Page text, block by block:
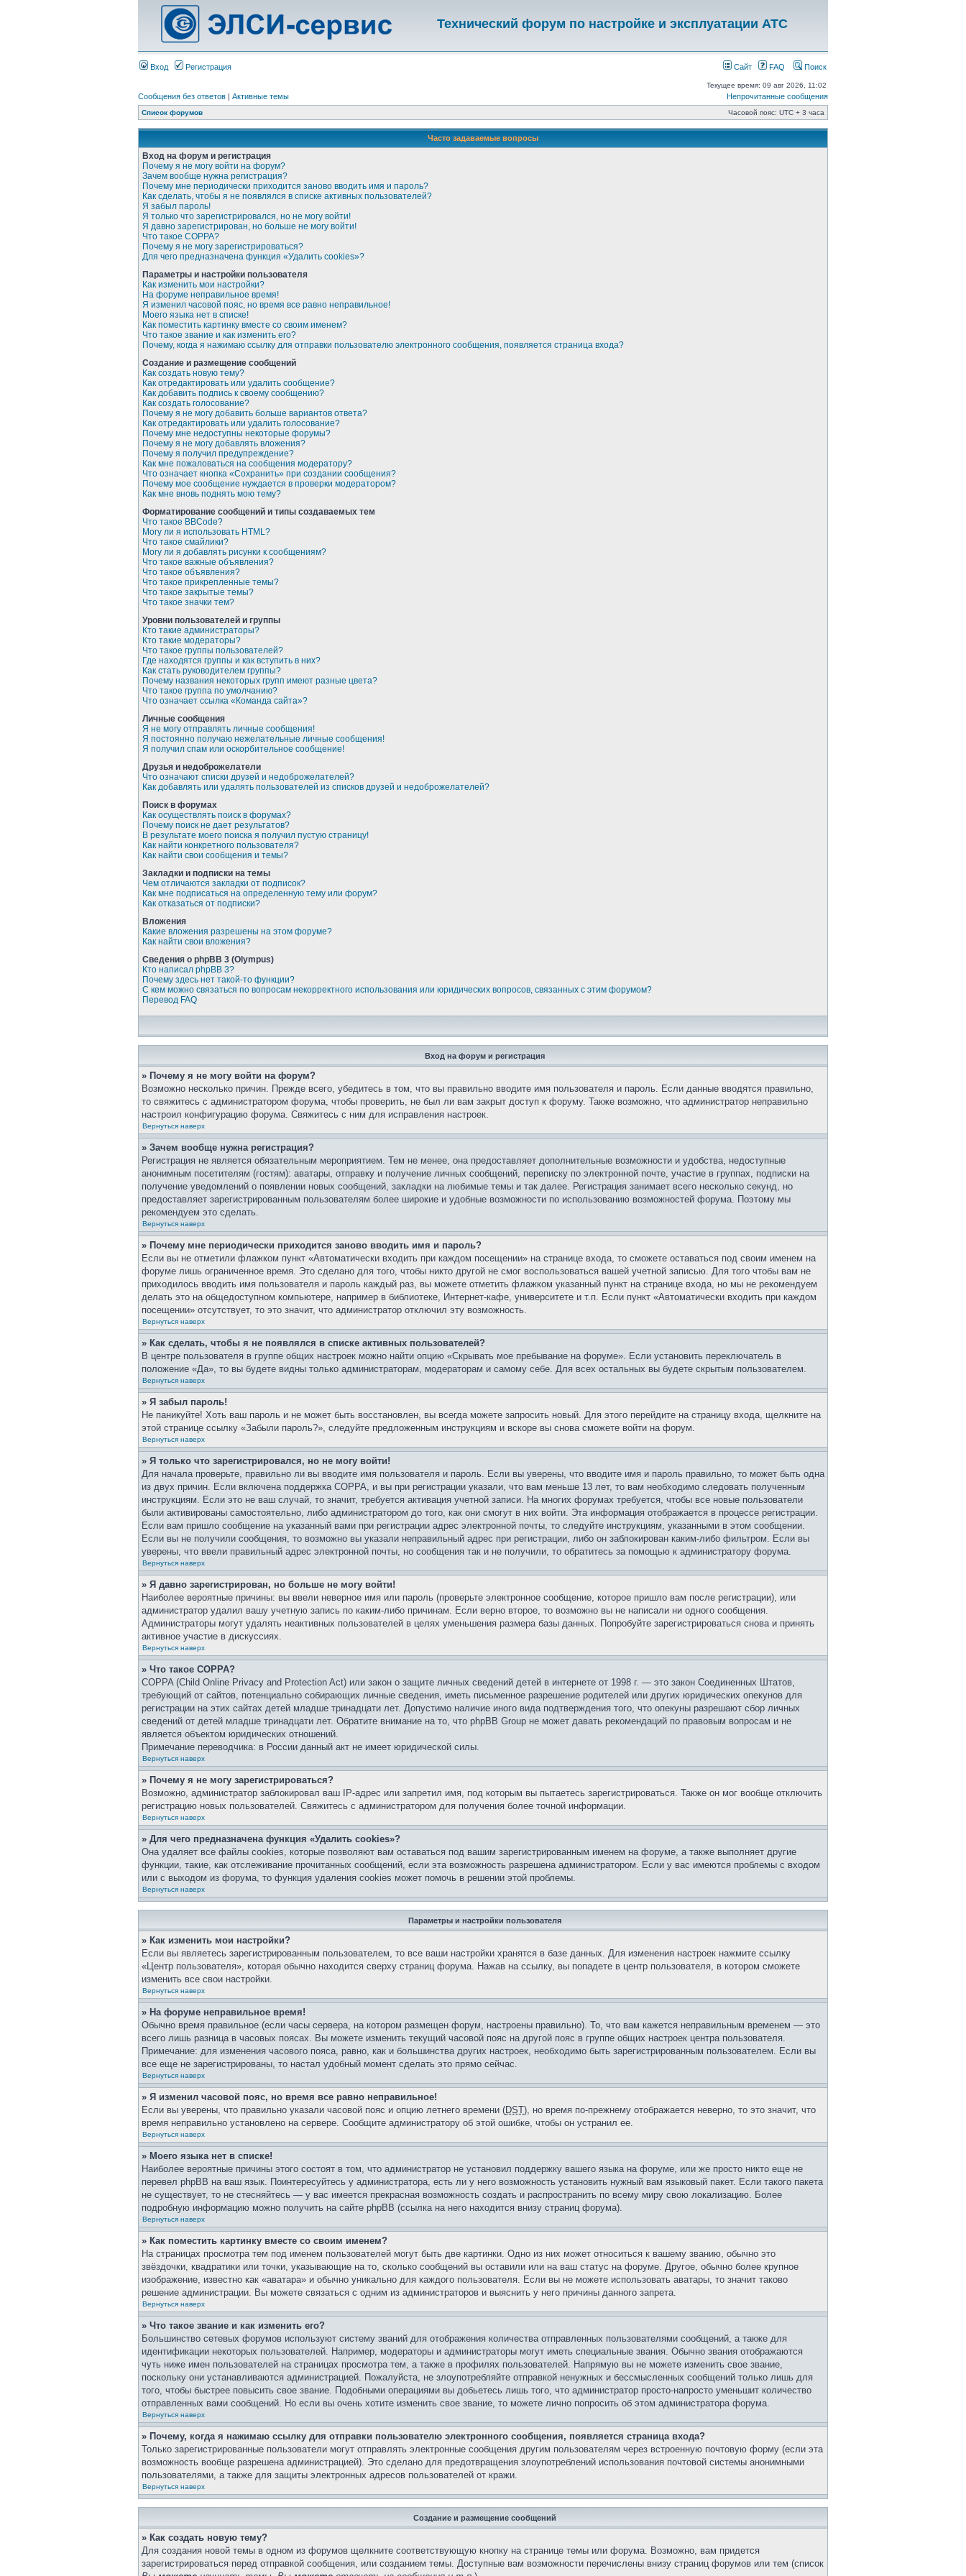
Технический форум по настройке и эксплуатации АТС
Вход Регистрация Сайт FAQ Поиск
Текущее время: 09 авг 2026, 11:02
Сообщения без ответов | Активные темы Непрочитанные сообщения
Список форумов Часовой пояс: UTC + 3 часа
Часто задаваемые вопросы
Вход на форум и регистрация
Почему я не могу войти на форум?
Зачем вообще нужна регистрация?
Почему мне периодически приходится заново вводить имя и пароль?
Как сделать, чтобы я не появлялся в списке активных пользователей?
Я забыл пароль!
Я только что зарегистрировался, но не могу войти!
Я давно зарегистрирован, но больше не могу войти!
Что такое COPPA?
Почему я не могу зарегистрироваться?
Для чего предназначена функция «Удалить cookies»?
Параметры и настройки пользователя
Как изменить мои настройки?
На форуме неправильное время!
Я изменил часовой пояс, но время все равно неправильное!
Моего языка нет в списке!
Как поместить картинку вместе со своим именем?
Что такое звание и как изменить его?
Почему, когда я нажимаю ссылку для отправки пользователю электронного сообщения, появляется страница входа?
Создание и размещение сообщений
Как создать новую тему?
Как отредактировать или удалить сообщение?
Как добавить подпись к своему сообщению?
Как создать голосование?
Почему я не могу добавить больше вариантов ответа?
Как отредактировать или удалить голосование?
Почему мне недоступны некоторые форумы?
Почему я не могу добавлять вложения?
Почему я получил предупреждение?
Как мне пожаловаться на сообщения модератору?
Что означает кнопка «Сохранить» при создании сообщения?
Почему мое сообщение нуждается в проверки модератором?
Как мне вновь поднять мою тему?
Форматирование сообщений и типы создаваемых тем
Что такое BBCode?
Могу ли я использовать HTML?
Что такое смайлики?
Могу ли я добавлять рисунки к сообщениям?
Что такое важные объявления?
Что такое объявления?
Что такое прикрепленные темы?
Что такое закрытые темы?
Что такое значки тем?
Уровни пользователей и группы
Кто такие администраторы?
Кто такие модераторы?
Что такое группы пользователей?
Где находятся группы и как вступить в них?
Как стать руководителем группы?
Почему названия некоторых групп имеют разные цвета?
Что такое группа по умолчанию?
Что означает ссылка «Команда сайта»?
Личные сообщения
Я не могу отправлять личные сообщения!
Я постоянно получаю нежелательные личные сообщения!
Я получил спам или оскорбительное сообщение!
Друзья и недоброжелатели
Что означают списки друзей и недоброжелателей?
Как добавлять или удалять пользователей из списков друзей и недоброжелателей?
Поиск в форумах
Как осуществлять поиск в форумах?
Почему поиск не дает результатов?
В результате моего поиска я получил пустую страницу!
Как найти конкретного пользователя?
Как найти свои сообщения и темы?
Закладки и подписки на темы
Чем отличаются закладки от подписок?
Как мне подписаться на определенную тему или форум?
Как отказаться от подписки?
Вложения
Какие вложения разрешены на этом форуме?
Как найти свои вложения?
Сведения о phpBB 3 (Olympus)
Кто написал phpBB 3?
Почему здесь нет такой-то функции?
С кем можно связаться по вопросам некорректного использования или юридических вопросов, связанных с этим форумом?
Перевод FAQ
Вход на форум и регистрация
» Почему я не могу войти на форум?
Возможно несколько причин. Прежде всего, убедитесь в том, что вы правильно вводите имя пользователя и пароль. Если данные вводятся правильно,
то свяжитесь с администратором форума, чтобы проверить, не был ли вам закрыт доступ к форуму. Также возможно, что администратор неправильно
настроил конфигурацию форума. Свяжитесь с ним для исправления настроек.
Вернуться наверх
» Зачем вообще нужна регистрация?
Регистрация не является обязательным мероприятием. Тем не менее, она предоставляет дополнительные возможности и удобства, недоступные
анонимным посетителям (гостям): аватары, отправку и получение личных сообщений, переписку по электронной почте, участие в группах, подписки на
получение уведомлений о появлении новых сообщений, закладки на любимые темы и так далее. Регистрация занимает всего несколько секунд, но
предоставляет зарегистрированным пользователям более широкие и удобные возможности по использованию возможностей форума. Поэтому мы
рекомендуем это сделать.
Вернуться наверх
» Почему мне периодически приходится заново вводить имя и пароль?
Если вы не отметили флажком пункт «Автоматически входить при каждом посещении» на странице входа, то сможете оставаться под своим именем на
форуме лишь ограниченное время. Это сделано для того, чтобы никто другой не смог воспользоваться вашей учетной записью. Для того чтобы вам не
приходилось вводить имя пользователя и пароль каждый раз, вы можете отметить флажком указанный пункт на странице входа, но мы не рекомендуем
делать это на общедоступном компьютере, например в библиотеке, Интернет-кафе, университете и т.п. Если пункт «Автоматически входить при каждом
посещении» отсутствует, то это значит, что администратор отключил эту возможность.
Вернуться наверх
» Как сделать, чтобы я не появлялся в списке активных пользователей?
В центре пользователя в группе общих настроек можно найти опцию «Скрывать мое пребывание на форуме». Если установить переключатель в
положение «Да», то вы будете видны только администраторам, модераторам и самому себе. Для всех остальных вы будете скрытым пользователем.
Вернуться наверх
» Я забыл пароль!
Не паникуйте! Хоть ваш пароль и не может быть восстановлен, вы всегда можете запросить новый. Для этого перейдите на страницу входа, щелкните на
этой странице ссылку «Забыли пароль?», следуйте предложенным инструкциям и вскоре вы снова сможете войти на форум.
Вернуться наверх
» Я только что зарегистрировался, но не могу войти!
Для начала проверьте, правильно ли вы вводите имя пользователя и пароль. Если вы уверены, что вводите имя и пароль правильно, то может быть одна
из двух причин. Если включена поддержка COPPA, и вы при регистрации указали, что вам меньше 13 лет, то вам необходимо следовать полученным
инструкциям. Если это не ваш случай, то значит, требуется активация учетной записи. На многих форумах требуется, чтобы все новые пользователи
были активированы самостоятельно, либо администратором до того, как они смогут в них войти. Эта информация отображается в процессе регистрации.
Если вам пришло сообщение на указанный вами при регистрации адрес электронной почты, то следуйте инструкциям, указанными в этом сообщении.
Если вы не получили сообщения, то возможно вы указали неправильный адрес при регистрации, либо он заблокирован каким-либо фильтром. Если вы
уверены, что ввели правильный адрес электронной почты, но сообщения так и не получили, то обратитесь за помощью к администратору форума.
Вернуться наверх
» Я давно зарегистрирован, но больше не могу войти!
Наиболее вероятные причины: вы ввели неверное имя или пароль (проверьте электронное сообщение, которое пришло вам после регистрации), или
администратор удалил вашу учетную запись по каким-либо причинам. Если верно второе, то возможно вы не написали ни одного сообщения.
Администраторы могут удалять неактивных пользователей в целях уменьшения размера базы данных. Попробуйте зарегистрироваться снова и принять
активное участие в дискуссиях.
Вернуться наверх
» Что такое COPPA?
COPPA (Child Online Privacy and Protection Act) или закон о защите личных сведений детей в интернете от 1998 г. — это закон Соединенных Штатов,
требующий от сайтов, потенциально собирающих личные сведения, иметь письменное разрешение родителей или других юридических опекунов для
регистрации на этих сайтах детей младше тринадцати лет. Допустимо наличие иного вида подтверждения того, что опекуны разрешают сбор личных
сведений от детей младше тринадцати лет. Обратите внимание на то, что phpBB Group не может давать рекомендаций по правовым вопросам и не
является объектом юридических отношений.
Примечание переводчика: в России данный акт не имеет юридической силы.
Вернуться наверх
» Почему я не могу зарегистрироваться?
Возможно, администратор заблокировал ваш IP-адрес или запретил имя, под которым вы пытаетесь зарегистрироваться. Также он мог вообще отключить
регистрацию новых пользователей. Свяжитесь с администратором для получения более точной информации.
Вернуться наверх
» Для чего предназначена функция «Удалить cookies»?
Она удаляет все файлы cookies, которые позволяют вам оставаться под вашим зарегистрированным именем на форуме, а также выполняет другие
функции, такие, как отслеживание прочитанных сообщений, если эта возможность разрешена администратором. Если у вас имеются проблемы с входом
или с выходом из форума, то функция удаления cookies может помочь в решении этой проблемы.
Вернуться наверх
Параметры и настройки пользователя
» Как изменить мои настройки?
Если вы являетесь зарегистрированным пользователем, то все ваши настройки хранятся в базе данных. Для изменения настроек нажмите ссылку
«Центр пользователя», которая обычно находится сверху страниц форума. Нажав на ссылку, вы попадете в центр пользователя, в котором сможете
изменить все свои настройки.
Вернуться наверх
» На форуме неправильное время!
Обычно время правильное (если часы сервера, на котором размещен форум, настроены правильно). То, что вам кажется неправильным временем — это
всего лишь разница в часовых поясах. Вы можете изменить текущий часовой пояс на другой пояс в группе общих настроек центра пользователя.
Примечание: для изменения часового пояса, равно, как и большинства других настроек, необходимо быть зарегистрированным пользователем. Если вы
все еще не зарегистрированы, то настал удобный момент сделать это прямо сейчас.
Вернуться наверх
» Я изменил часовой пояс, но время все равно неправильное!
Если вы уверены, что правильно указали часовой пояс и опцию летнего времени (DST), но время по-прежнему отображается неверно, то это значит, что
время неправильно установлено на сервере. Сообщите администратору об этой ошибке, чтобы он устранил ее.
Вернуться наверх
» Моего языка нет в списке!
Наиболее вероятные причины этого состоят в том, что администратор не установил поддержку вашего языка на форуме, или же просто никто еще не
перевел phpBB на ваш язык. Поинтересуйтесь у администратора, есть ли у него возможность установить нужный вам языковый пакет. Если такого пакета
не существует, то не стесняйтесь — у вас имеется прекрасная возможность создать и распространить по всему миру свою локализацию. Более
подробную информацию можно получить на сайте phpBB (ссылка на него находится внизу страниц форума).
Вернуться наверх
» Как поместить картинку вместе со своим именем?
На страницах просмотра тем под именем пользователей могут быть две картинки. Одно из них может относиться к вашему званию, обычно это
звёздочки, квадратики или точки, указывающие на то, сколько сообщений вы оставили или на ваш статус на форуме. Другое, обычно более крупное
изображение, известно как «аватара» и обычно уникально для каждого пользователя. Если вы не можете использовать аватары, то значит таково
решение администрации. Вы можете связаться с одним из администраторов и выяснить у него причины данного запрета.
Вернуться наверх
» Что такое звание и как изменить его?
Большинство сетевых форумов используют систему званий для отображения количества отправленных пользователями сообщений, а также для
идентификации некоторых пользователей. Например, модераторы и администраторы могут иметь специальные звания. Обычно звания отображаются
чуть ниже имен пользователей на страницах просмотра тем, а также в профилях пользователей. Напрямую вы не можете изменить свое звание,
поскольку они устанавливаются администрацией. Пожалуйста, не злоупотребляйте отправкой ненужных и бессмысленных сообщений только лишь для
того, чтобы быстрее повысить свое звание. Подобными операциями вы добьетесь лишь того, что администратор просто-напросто уменьшит количество
отправленных вами сообщений. Но если вы очень хотите изменить свое звание, то можете лично попросить об этом администратора форума.
Вернуться наверх
» Почему, когда я нажимаю ссылку для отправки пользователю электронного сообщения, появляется страница входа?
Только зарегистрированные пользователи могут отправлять электронные сообщения другим пользователям через встроенную почтовую форму (если эта
возможность вообще разрешена администрацией). Это сделано для предотвращения злоупотреблений использования почтовой системы анонимными
пользователями, а также для защиты электронных адресов пользователей от кражи.
Вернуться наверх
Создание и размещение сообщений
» Как создать новую тему?
Для создания новой темы в одном из форумов щелкните соответствующую кнопку на странице темы или форума. Возможно, вам придется
зарегистрироваться перед отправкой сообщения, или созданием темы. Доступные вам возможности перечислены внизу страниц форумов или тем (список